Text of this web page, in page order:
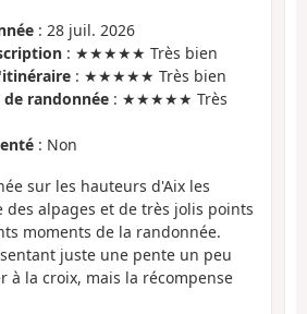
: 28 juil. 2026
: ★★★★★ Très bien
: ★★★★★ Très bien
randonnée : ★★★★★ Très
: Non
sur les hauteurs d'Aix les
des alpages et de très jolis points
moments de la randonnée.
juste une pente un peu
à la croix, mais la récompense